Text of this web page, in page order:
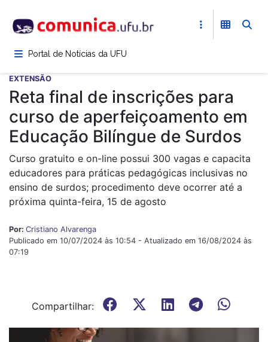
para
conteúdoPortal de Notícias da UFU
EXTENSÃO
Reta final de inscrições para
curso de aperfeiçoamento em
Educação Bilíngue de Surdos
Curso gratuito e on-line possui 300 vagas e capacita
educadores para práticas pedagógicas inclusivas no
ensino de surdos; procedimento deve ocorrer até a
próxima quinta-feira, 15 de agosto
Por: Cristiano Alvarenga
Publicado em 10/07/2024 às 10:54 - Atualizado em 16/08/2024 às
07:19
Compartilhar: